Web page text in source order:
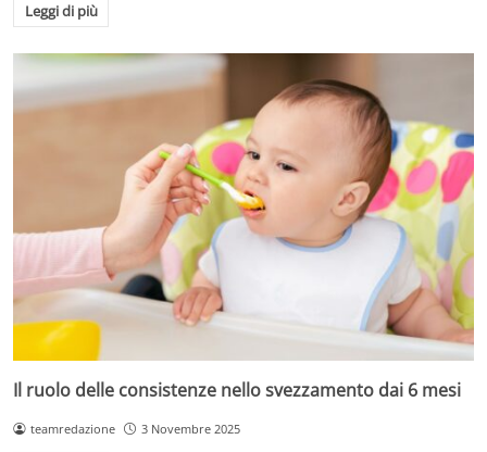
Leggi di più
Il ruolo delle consistenze nello svezzamento dai 6 mesi
teamredazione 3 Novembre 2025